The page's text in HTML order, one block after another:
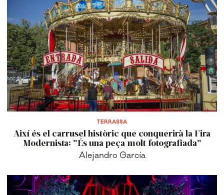
TERRASSA
Així és el carrusel històric que conquerirà la Fira
Modernista: "És una peça molt fotografiada"
Alejandro García